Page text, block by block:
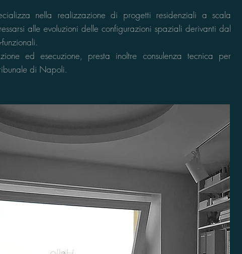
nella realizzazione di progetti residenziali a scala
alle evoluzioni delle configurazioni spaziali derivanti dal
ed esecuzione, presta inoltre consulenza tecnica per
di Napoli.